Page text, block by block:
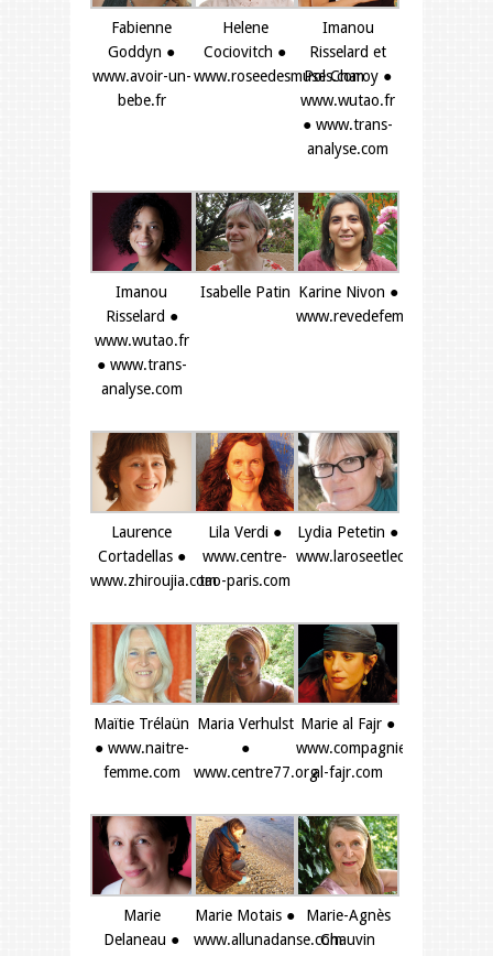
Fabienne
Goddyn ●
www.avoir-un-
bebe.fr
Helene
Cociovitch ●
www.roseedesmuses.com
Imanou
Risselard et
Pol Charoy ●
www.wutao.fr
● www.trans-
analyse.com
Imanou
Risselard ●
www.wutao.fr
● www.trans-
analyse.com
Isabelle Patin Karine Nivon ●
www.revedefemmes.net
Laurence
Cortadellas ●
www.zhiroujia.com
Lila Verdi ●
www.centre-
tao-paris.com
Lydia Petetin ●
www.laroseetlecalice.com
Maïtie Trélaün
● www.naitre-
femme.com
Maria Verhulst
●
www.centre77.org
Marie al Fajr ●
www.compagnie-
al-fajr.com
Marie
Delaneau ●
Marie Motais ●
www.allunadanse.com
Marie-Agnès
Chauvin